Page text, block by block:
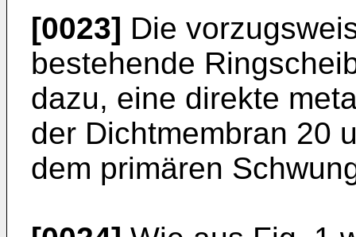
[0023] Die
bestehende
dazu, eine direkte
der Dichtmembran 20
dem primären